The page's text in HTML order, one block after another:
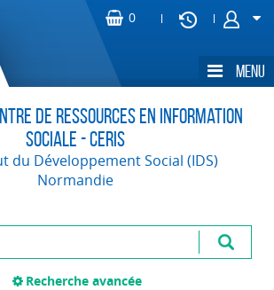
de Ressources en Information
Sociale - CERIS
du Développement Social (IDS)
Normandie
Recherche avancée